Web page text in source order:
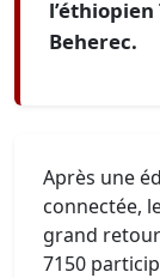
Beherec.
Après une
connectée,
grand
7150